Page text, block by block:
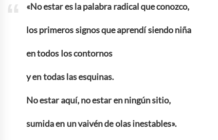
«No estar es la palabra radical que conozco,
los primeros signos que aprendí siendo niña
en todos los contornos
y en todas las esquinas.
No estar aquí, no estar en ningún sitio,
sumida en un vaivén de olas inestables».